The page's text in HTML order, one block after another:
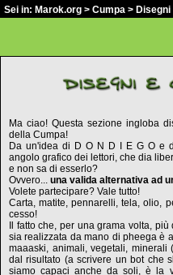
Sei in: Marok.org > Cumpa > Disegni
Ma ciao! Questa sezione ingloba
della Cumpa!
Da un'idea di D O N D I E G O e
angolo grafico dei lettori, che dia
e non sa di esserlo?
Ovvero... una valida alternativa ad
Volete partecipare? Vale tutto!
Carta, matite, pennarelli, tela, olio,
cesso!
Il fatto che, per una grama volta,
sia realizzata da mano di pheega è
maaaski, animali, vegetali,
dal risultato (a scrivere un bot che
siamo capaci anche da soli, è la